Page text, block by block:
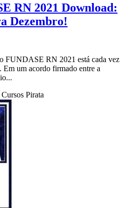
RN 2021 Download:
Dezembro!
FUNDASE RN 2021 está cada vez
um acordo firmado entre a
Pirata